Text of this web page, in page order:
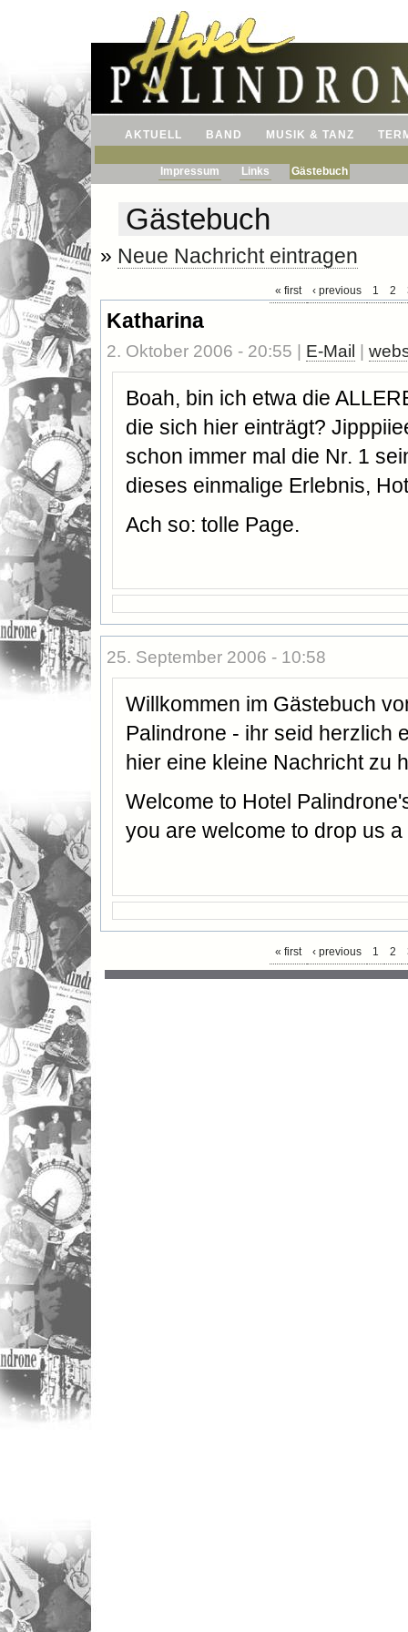
AKTUELL BAND MUSIK & TANZ
Impressum Links Gästebuch
Gästebuch
» Neue Nachricht eintragen
« first ‹ previous 1 2
Katharina
2. Oktober 2006 - 20:55 | E-Mail |
Boah, bin ich etwa die
die sich hier einträgt?
schon immer mal die Nr. 1
dieses einmalige Erlebnis,
Ach so: tolle Page.
25. September 2006 - 10:58
Willkommen im Gästebuch
Palindrone - ihr seid herzlich
hier eine kleine Nachricht zu
Welcome to Hotel
you are welcome to drop us
« first ‹ previous 1 2